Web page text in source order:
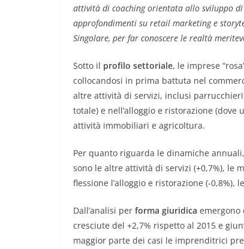
attività di coaching orientata allo sviluppo
approfondimenti su retail marketing e
Singolare, per far conoscere le realtà
Sotto il profilo settoriale, le imprese
collocandosi in prima battuta nel
altre attività di servizi, inclusi
totale) e nell’alloggio e ristorazione
attività immobiliari e agricoltura.
Per quanto riguarda le dinamiche
sono le altre attività di servizi (+0,7%), le
flessione l’alloggio e ristorazione (-0,8%),
Dall’analisi per forma giuridica emergono
cresciute del +2,7% rispetto al 2015 e
maggior parte dei casi le imprenditrici